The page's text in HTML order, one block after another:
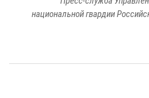
национальной гвардии